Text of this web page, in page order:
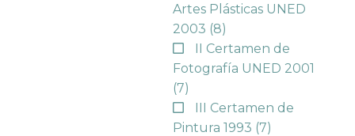
Artes Plásticas UNED
2003 (8)
II Certamen de
Fotografía UNED 2001
(7)
III Certamen de
Pintura 1993 (7)